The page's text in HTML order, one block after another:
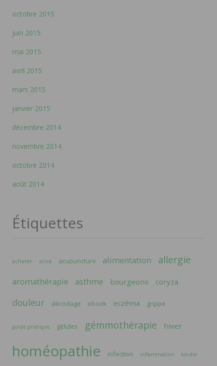
octobre 2015
juin 2015
mai 2015
avril 2015
mars 2015
janvier 2015
décembre 2014
novembre 2014
octobre 2014
août 2014
Étiquettes
acheter acné acupuncture alimentation allergie
aromathérapie asthme bourgeons coryza
douleur décodage ebook eczéma grippe
guide pratique gélules gémmothérapie hiver
homéopathie infection inflammation kindle